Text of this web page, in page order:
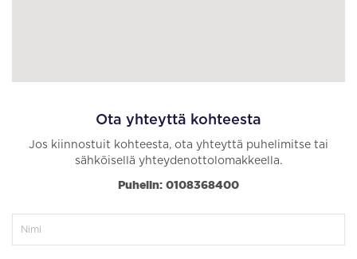
Ota yhteyttä kohteesta
Jos kiinnostuit kohteesta, ota yhteyttä puhelimitse tai
sähköisellä yhteydenottolomakkeella.
Puhelin: 0108368400